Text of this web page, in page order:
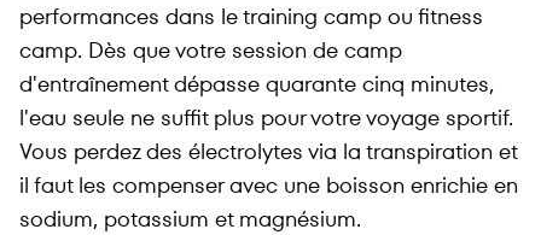
performances dans le training camp ou fitness
camp. Dès que votre session de camp
d'entraînement dépasse quarante cinq minutes,
l'eau seule ne suffit plus pour votre voyage sportif.
Vous perdez des électrolytes via la transpiration et
il faut les compenser avec une boisson enrichie en
sodium, potassium et magnésium.